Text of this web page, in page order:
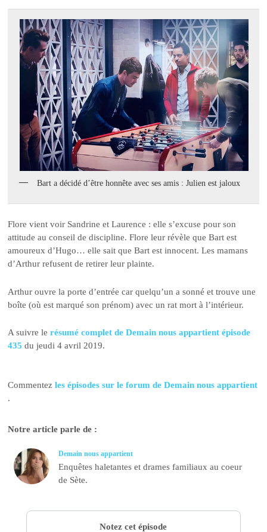
Bart a décidé d’être honnête avec ses amis : Julien est jaloux
Flore vient voir Sandrine et Laurence : elle s’excuse pour son
attitude au conseil de discipline. Flore leur révèle que Bart est
amoureux d’Hugo… elle sait que Bart est innocent. Les mamans
d’Arthur refusent de retirer leur plainte.
Arthur ouvre la porte d’entrée car quelqu’un a sonné et trouve une
boîte (où est marqué son prénom) avec un rat mort à l’intérieur.
A suivre lerésumé complet de Demain nous appartient épisode
435 du jeudi 4 avril 2019.
Commentez les épisodes sur le forum de Demain nous appartient
.
Notre article parle de :
Demain nous appartient
Enquêtes haletantes et drames familiaux au coeur
de Sète.
Notez cet épisode